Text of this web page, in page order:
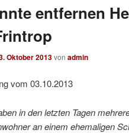
entfernen
Oktober 2013von admin
vom 03.10.2013
in den letzten Tagen
an einem ehemaligen